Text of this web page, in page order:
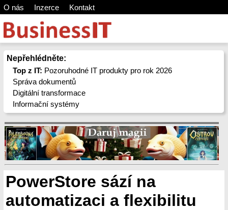
O nás Inzerce Kontakt
Nepřehlédněte:
Top z IT: Pozoruhodné IT produkty pro rok 2026
Správa dokumentů
Digitální transformace
Informační systémy
PowerStore sází na
automatizaci a flexibilitu